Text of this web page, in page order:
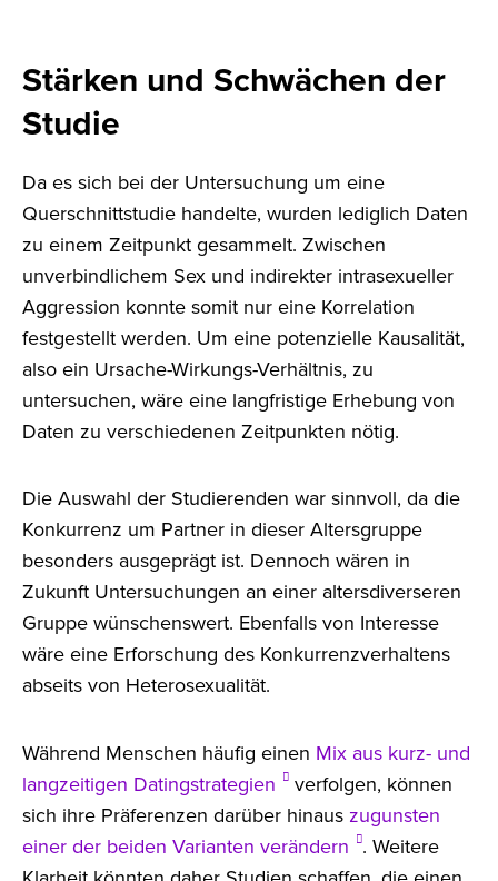
Stärken und Schwächen der
Studie
Da es sich bei der Untersuchung um eine
Querschnittstudie handelte, wurden lediglich Daten
zu einem Zeitpunkt gesammelt. Zwischen
unverbindlichem Sex und indirekter intrasexueller
Aggression konnte somit nur eine Korrelation
festgestellt werden. Um eine potenzielle Kausalität,
also ein Ursache-Wirkungs-Verhältnis, zu
untersuchen, wäre eine langfristige Erhebung von
Daten zu verschiedenen Zeitpunkten nötig.
Die Auswahl der Studierenden war sinnvoll, da die
Konkurrenz um Partner in dieser Altersgruppe
besonders ausgeprägt ist. Dennoch wären in
Zukunft Untersuchungen an einer altersdiverseren
Gruppe wünschenswert. Ebenfalls von Interesse
wäre eine Erforschung des Konkurrenzverhaltens
abseits von Heterosexualität.
Während Menschen häufig einen Mix aus kurz- und
langzeitigen Datingstrategien
verfolgen, können
sich ihre Präferenzen darüber hinaus zugunsten
einer der beiden Varianten verändern . Weitere